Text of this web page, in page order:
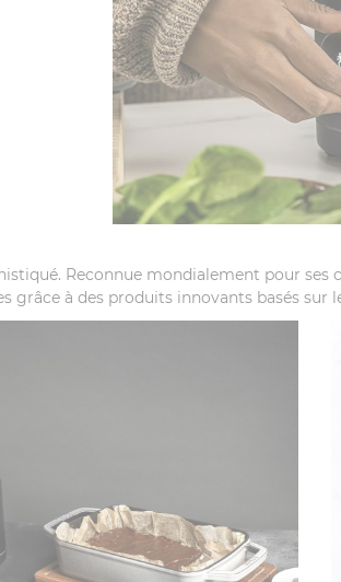
Reconnue mondialement pour ses
à des produits innovants basés sur